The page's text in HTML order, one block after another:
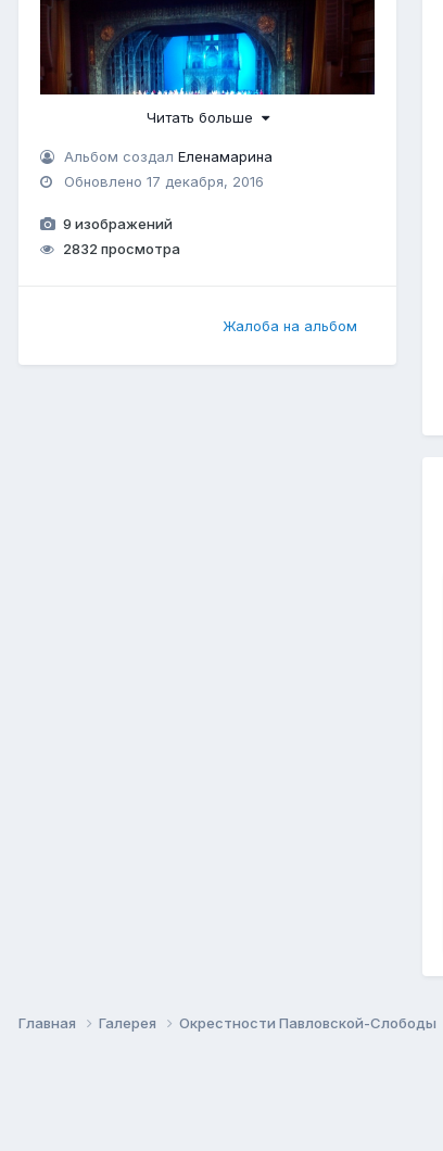
Читать больше
Альбом создалЕленамарина
Обновлено17 декабря, 2016
9 изображений
2832 просмотра
Жалоба на альбом
Главная Галерея Окрестности Павловской-Слободы